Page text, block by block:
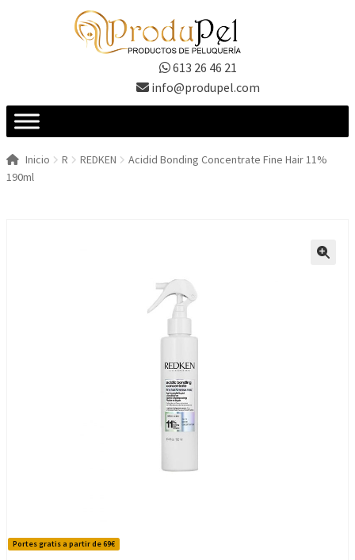
613 26 46 21
info@produpel.com
Inicio R REDKEN
Acidid Bonding Concentrate Fine Hair 11%
190ml
Portes gratis a partir de 69€